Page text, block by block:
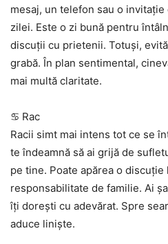
mesaj, un telefon sau o
zilei. Este o zi bună pentru
discuții cu prietenii. Totuși,
grabă. În plan sentimental,
mai multă claritate.
♋ Rac
Racii simt mai intens tot ce se
te îndeamnă să ai grijă de
pe tine. Poate apărea o discuție
responsabilitate de familie. Ai
îți dorești cu adevărat. Spre
aduce liniște.